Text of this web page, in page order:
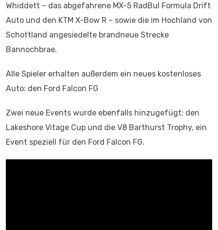
Whiddett – das abgefahrene MX-5 RadBul Formula Drift
Auto und den KTM X-Bow R – sowie die im Hochland von
Schottland angesiedelte brandneue Strecke
Bannochbrae.
Alle Spieler erhalten außerdem ein neues kostenloses
Auto: den Ford Falcon FG
Zwei neue Events wurde ebenfalls hinzugefügt: den
Lakeshore Vitage Cup und die V8 Barthurst Trophy, ein
Event speziell für den Ford Falcon FG.